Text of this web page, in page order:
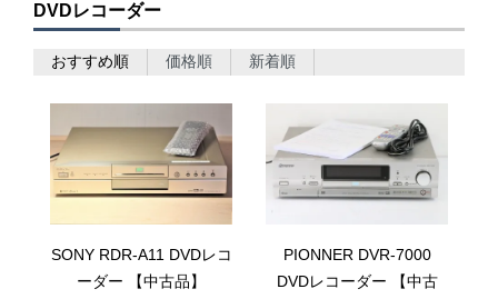
DVDレコーダー
おすすめ順 価格順 新着順
SONY RDR-A11 DVDレコ
ーダー 【中古品】
PIONNER DVR-7000
DVDレコーダー 【中古